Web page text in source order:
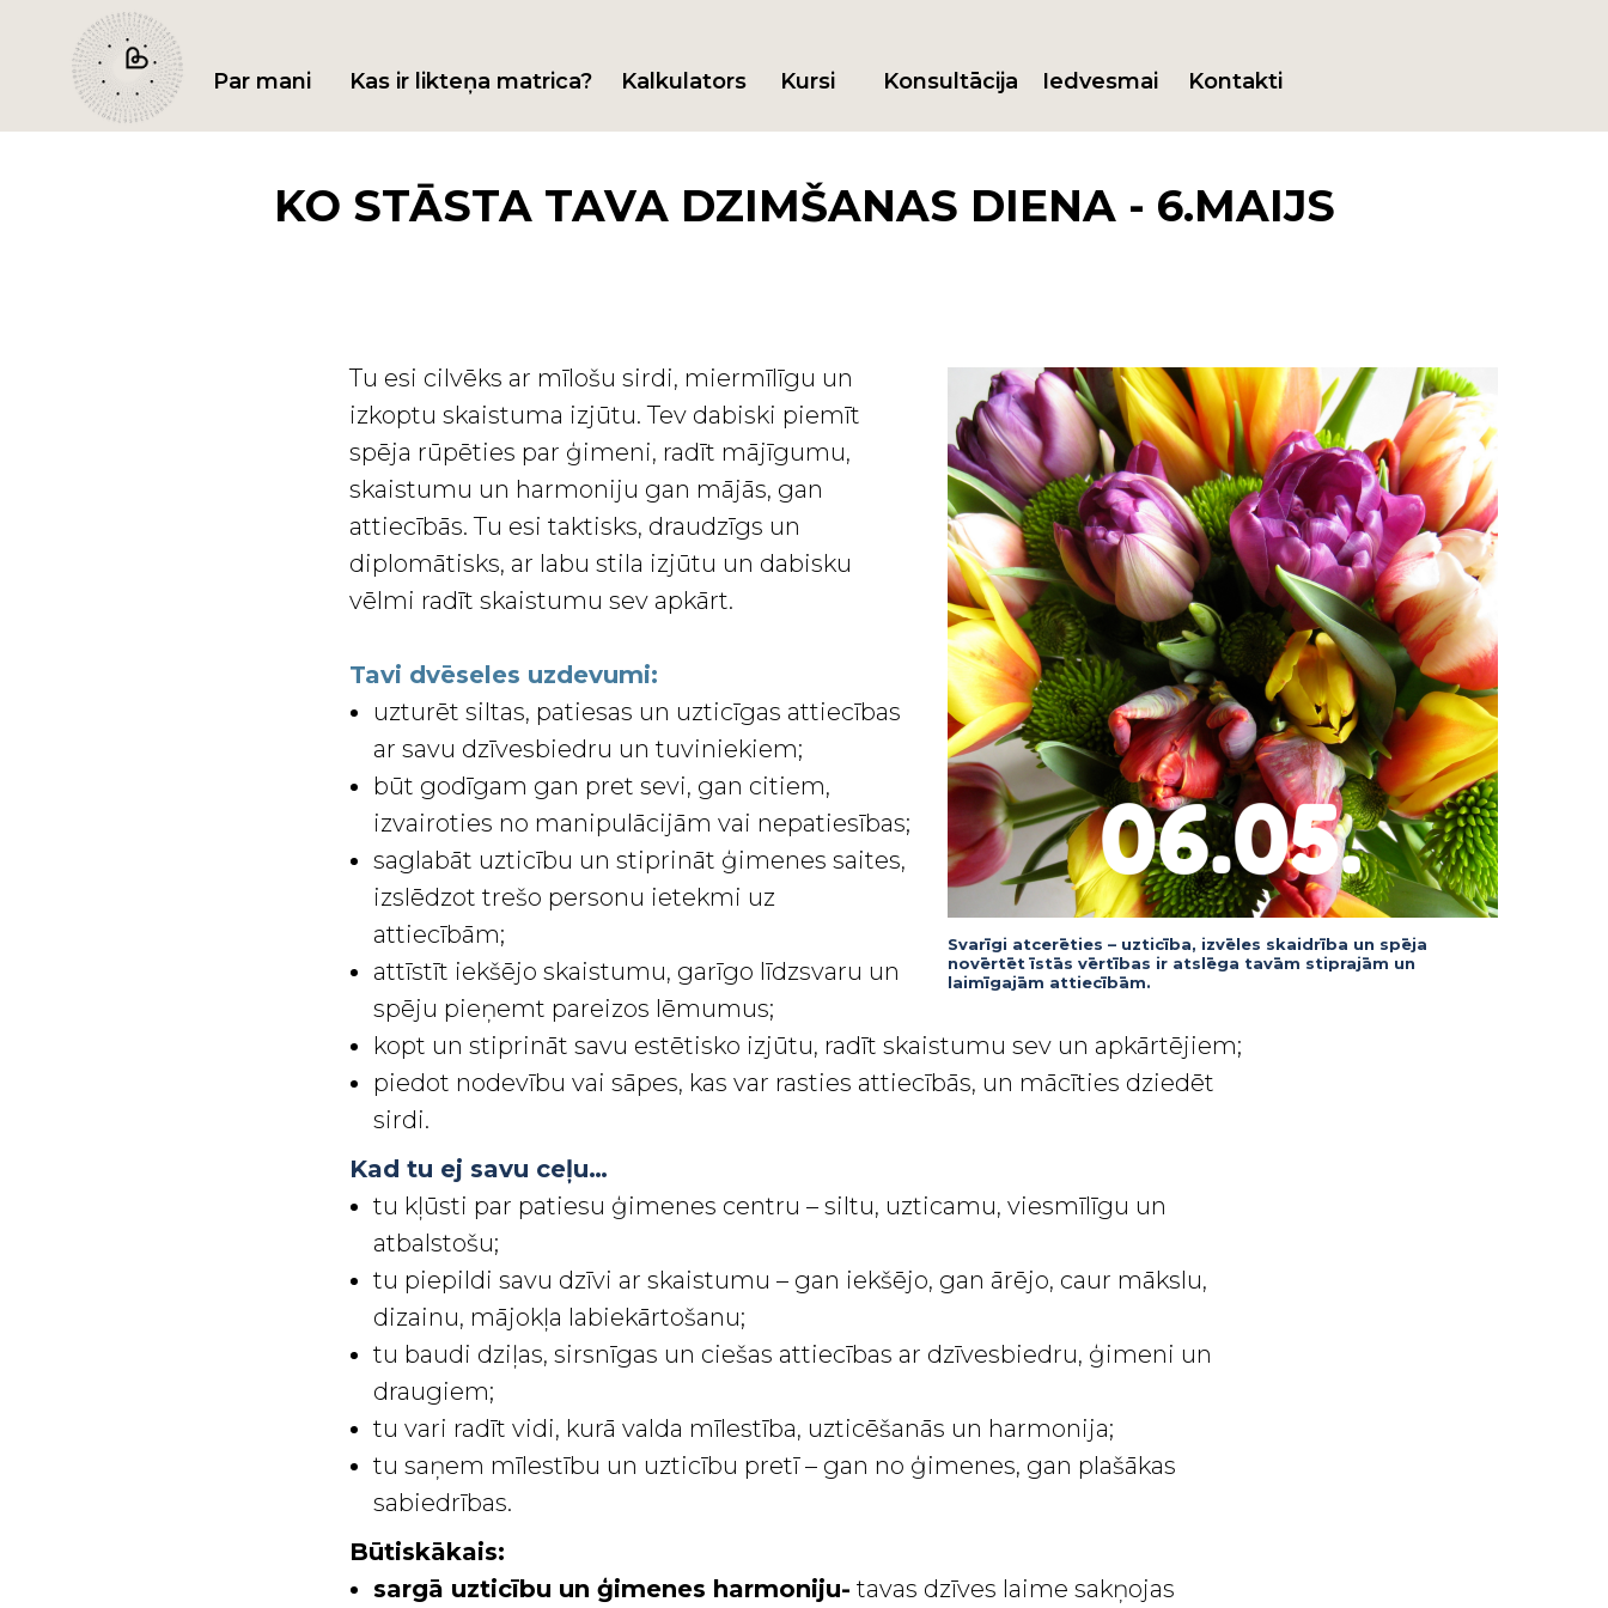
Par mani Kas ir likteņa matrica? Kalkulators Konsultācija Iedvesmai Kontakti
Kursi
KO STĀSTA TAVA DZIMŠANAS DIENA - 6.MAIJS
Svarīgi atcerēties – uzticība, izvēles skaidrība un spēja
novērtēt īstās vērtības ir atslēga tavām stiprajām un
laimīgajām attiecībām.
Tu esi cilvēks ar mīlošu sirdi, miermīlīgu un
izkoptu skaistuma izjūtu. Tev dabiski piemīt
spēja rūpēties par ģimeni, radīt mājīgumu,
skaistumu un harmoniju gan mājās, gan
attiecībās. Tu esi taktisks, draudzīgs un
diplomātisks, ar labu stila izjūtu un dabisku
vēlmi radīt skaistumu sev apkārt.
Tavi dvēseles uzdevumi:
uzturēt siltas, patiesas un uzticīgas attiecības
ar savu dzīvesbiedru un tuviniekiem;
būt godīgam gan pret sevi, gan citiem,
izvairoties no manipulācijām vai nepatiesības;
saglabāt uzticību un stiprināt ģimenes saites,
izslēdzot trešo personu ietekmi uz
attiecībām;
attīstīt iekšējo skaistumu, garīgo līdzsvaru un
spēju pieņemt pareizos lēmumus;
kopt un stiprināt savu estētisko izjūtu, radīt skaistumu sev un apkārtējiem;
piedot nodevību vai sāpes, kas var rasties attiecībās, un mācīties dziedēt
sirdi.
Kad tu ej savu ceļu…
tu kļūsti par patiesu ģimenes centru – siltu, uzticamu, viesmīlīgu un
atbalstošu;
tu piepildi savu dzīvi ar skaistumu – gan iekšējo, gan ārējo, caur mākslu,
dizainu, mājokļa labiekārtošanu;
tu baudi dziļas, sirsnīgas un ciešas attiecības ar dzīvesbiedru, ģimeni un
draugiem;
tu vari radīt vidi, kurā valda mīlestība, uzticēšanās un harmonija;
tu saņem mīlestību un uzticību pretī – gan no ģimenes, gan plašākas
sabiedrības.
Būtiskākais:
sargā uzticību un ģimenes harmoniju- tavas dzīves laime sakņojas